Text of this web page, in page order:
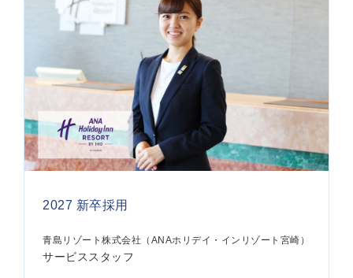
2027 新卒採用
青島リゾート株式会社（ANAホリデイ・インリゾート宮崎）
サービススタッフ